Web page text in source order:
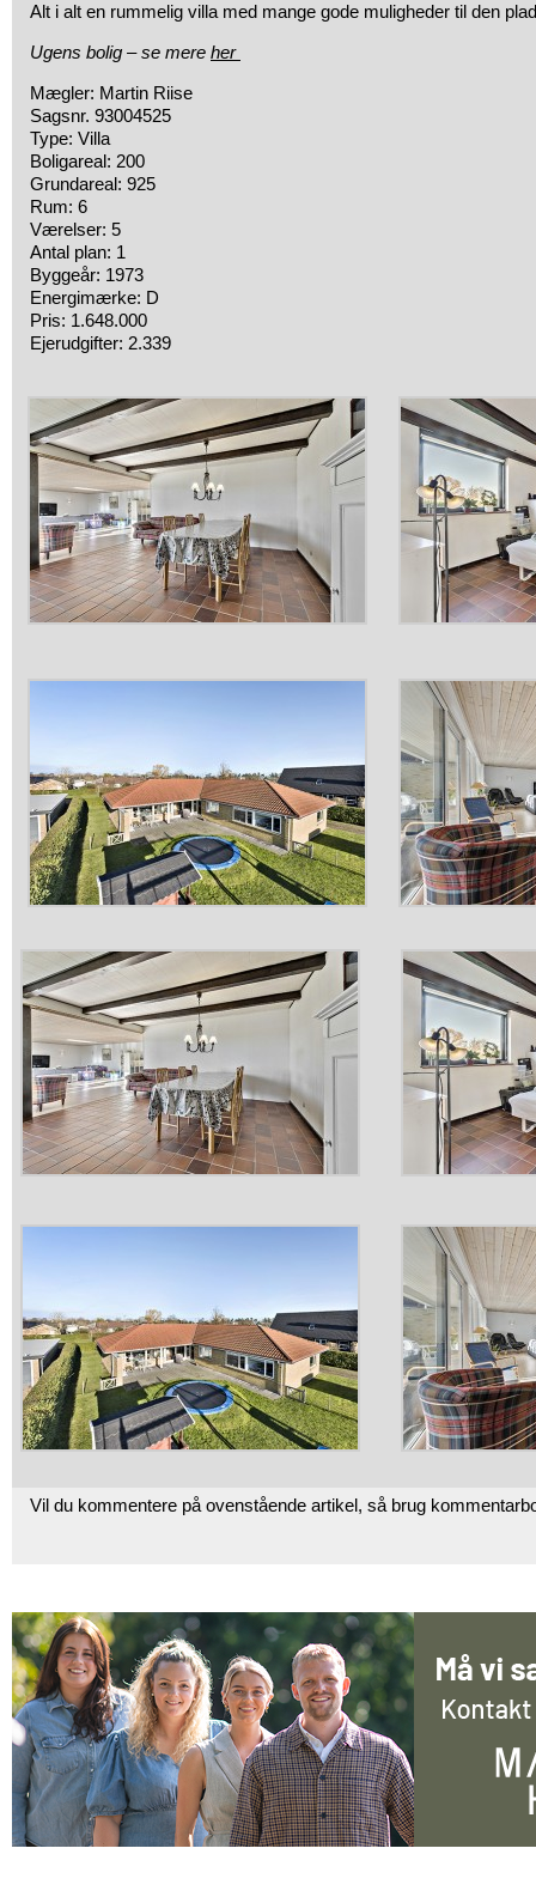
Alt i alt en rummelig villa med mange gode muligheder til den
Ugens bolig – se mere her
Mægler: Martin Riise
Sagsnr. 93004525
Type: Villa
Boligareal: 200
Grundareal: 925
Rum: 6
Værelser: 5
Antal plan: 1
Byggeår: 1973
Energimærke: D
Pris: 1.648.000
Ejerudgifter: 2.339
Vil du kommentere på ovenstående artikel, så brug